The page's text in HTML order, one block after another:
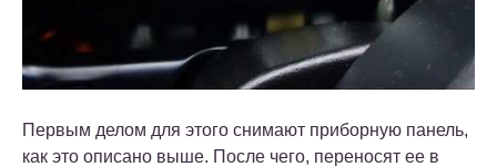
Первым делом для этого снимают приборную панель,
как это описано выше. После чего, переносят ее в